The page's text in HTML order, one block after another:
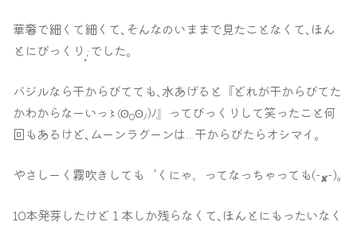
華奢で細くて細くて､そんなのいままで見たことなくて､ほん
とにびっくり ‧̣̥̇でした｡
バジルなら干からびてても､水あげると『どれが干からびてた
かわからなーいっ〻(ʘ0ʘﾉ)ﾉ』ってびっくりして笑ったこと何
回もあるけど､ムーンラグーンは…干からびたらオシマイ｡
やさしーく霧吹きしても〝くにゃ〟ってなっちゃっても(-✘-)｡
10本発芽したけど１本しか残らなくて､ほんとにもったいなく